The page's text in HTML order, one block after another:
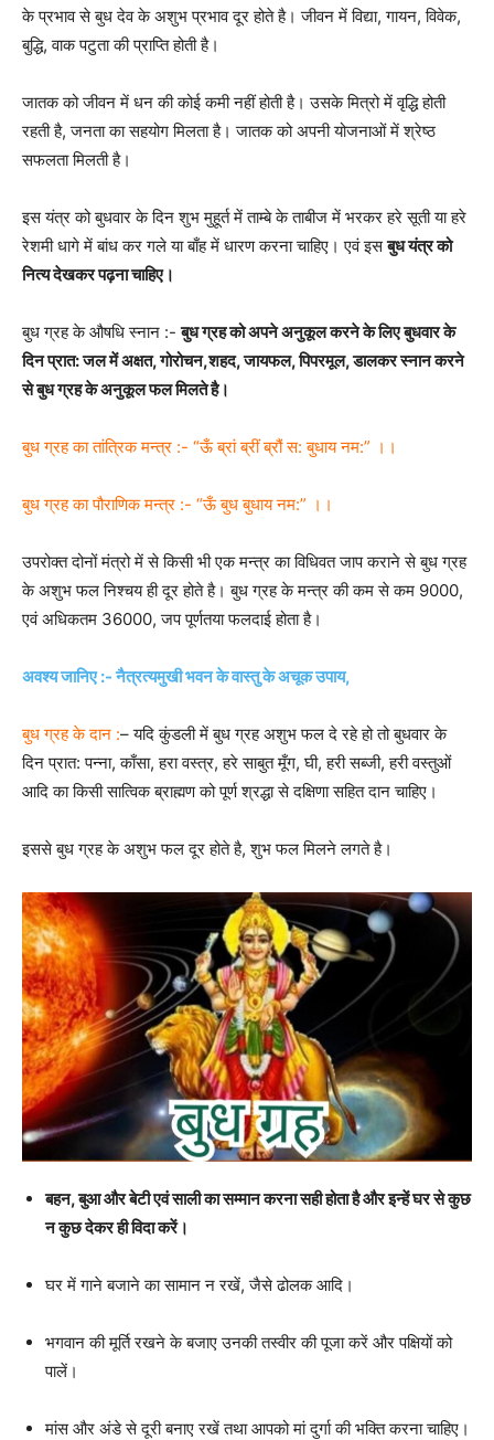
के प्रभाव से बुध देव के अशुभ प्रभाव दूर होते है। जीवन में विद्या, गायन, विवेक,
बुद्धि, वाक पटुता की प्राप्ति होती है।
जातक को जीवन में धन की कोई कमी नहीं होती है। उसके मित्रो में वृद्धि होती
रहती है, जनता का सहयोग मिलता है। जातक को अपनी योजनाओं में श्रेष्ठ
सफलता मिलती है।
इस यंत्र को बुधवार के दिन शुभ मुहूर्त में ताम्बे के ताबीज में भरकर हरे सूती या हरे
रेशमी धागे में बांध कर गले या बाँह में धारण करना चाहिए। एवं इसबुध यंत्र को
नित्य देखकर पढ़ना चाहिए।
बुध ग्रह के औषधि स्नान :-बुध ग्रह को अपने अनुकूल करने के लिए बुधवार के
दिन प्रात: जल में अक्षत, गोरोचन,शहद, जायफल, पिपरमूल, डालकर स्नान करने
से बुध ग्रह के अनुकूल फल मिलते है।
बुध ग्रह का तांत्रिक मन्त्र :- “ऊँ ब्रां ब्रीं ब्रौं स: बुधाय नम:” ।।
बुध ग्रह का पौराणिक मन्त्र :- “ऊँ बुध बुधाय नम:” ।।
उपरोक्त दोनों मंत्रो में से किसी भी एक मन्त्र का विधिवत जाप कराने से बुध ग्रह
के अशुभ फल निश्चय ही दूर होते है। बुध ग्रह के मन्त्र की कम से कम 9000,
एवं अधिकतम 36000, जप पूर्णतया फलदाई होता है।
अवश्य जानिए :- नैत्रत्यमुखी भवन के वास्तु के अचूक उपाय,
बुध ग्रह के दान :– यदि कुंडली में बुध ग्रह अशुभ फल दे रहे हो तो बुधवार के
दिन प्रात: पन्ना, काँसा, हरा वस्त्र, हरे साबुत मूँग, घी, हरी सब्जी, हरी वस्तुओं
आदि का किसी सात्विक ब्राह्मण को पूर्ण श्रद्धा से दक्षिणा सहित दान चाहिए।
इससे बुध ग्रह के अशुभ फल दूर होते है, शुभ फल मिलने लगते है।
बहन, बुआ और बेटी एवं साली का सम्मान करना सही होता है और इन्हें घर से कुछ
न कुछ देकर ही विदा करें।
घर में गाने बजाने का सामान न रखें, जैसे ढोलक आदि।
भगवान की मूर्ति रखने के बजाए उनकी तस्वीर की पूजा करें और पक्ष‍ियों को
पालें।
मांस और अंडे से दूरी बनाए रखें तथा आपको मां दुर्गा की भक्ति करना चाहिए।